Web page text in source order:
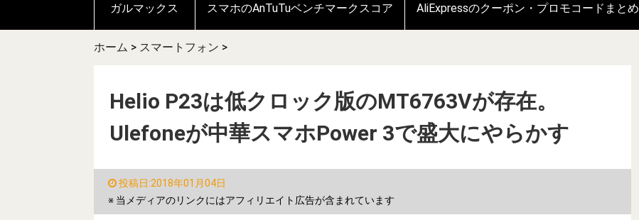
ガルマックス スマホのAnTuTuベンチマークスコア AliExpressのクーポン・プロモコードまとめ
ホーム > スマートフォン >
Helio P23は低クロック版のMT6763Vが存在。
Ulefoneが中華スマホPower 3で盛大にやらかす
投稿日:2018年01月04日
※ 当メディアのリンクにはアフィリエイト広告が含まれています